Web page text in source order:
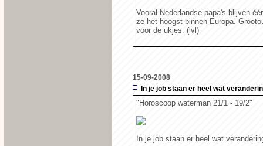
Vooral Nederlandse papa's blijven
ze het hoogst binnen Europa.
voor de ukjes. (lvl)
15-09-2008
In je job staan er heel wat
"Horoscoop waterman 21/1 - 19/2"
In je job staan er heel wat